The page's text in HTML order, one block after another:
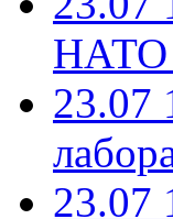
НАТО
23.07
23.07